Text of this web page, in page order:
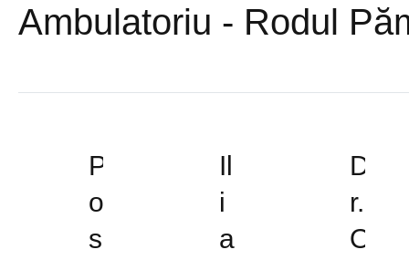
Ambulatoriu - Rodul
P
o
s
Il
i
a
D
r.
O